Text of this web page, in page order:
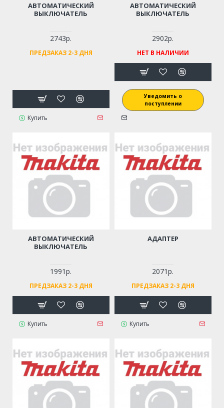
АВТОМАТИЧЕСКИЙ
ВЫКЛЮЧАТЕЛЬ
2743р.
ПРЕДЗАКАЗ 2-3 ДНЯ
Купить
АВТОМАТИЧЕСКИЙ
ВЫКЛЮЧАТЕЛЬ
2902р.
НЕТ В НАЛИЧИИ
Уведомить о
поступлении
АВТОМАТИЧЕСКИЙ
ВЫКЛЮЧАТЕЛЬ
1991р.
ПРЕДЗАКАЗ 2-3 ДНЯ
Купить
АДАПТЕР
2071р.
ПРЕДЗАКАЗ 2-3 ДНЯ
Купить